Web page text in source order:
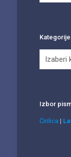
Kategorije
Izbor
Ćirilica |